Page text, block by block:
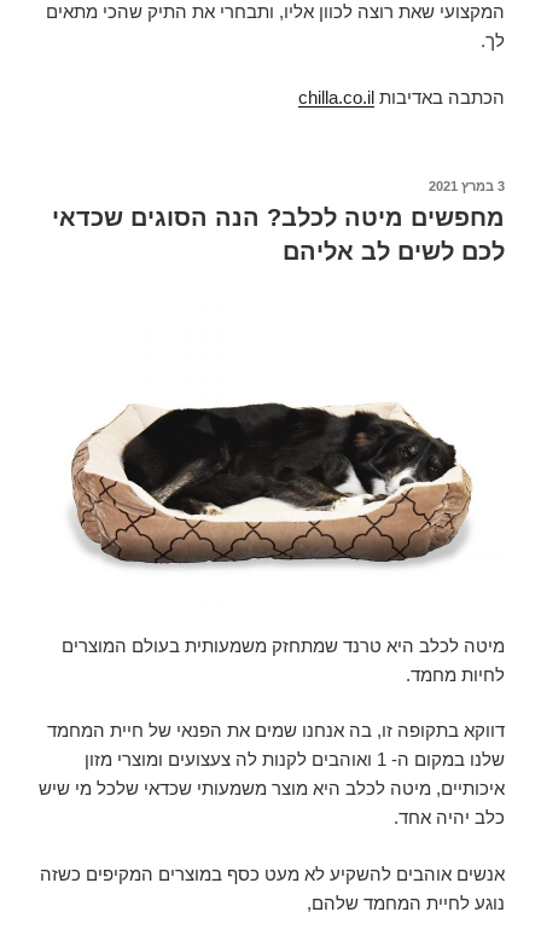
המקצועי שאת רוצה לכוון אליו, ותבחרי את התיק שהכי מתאים
לך.
הכתבה באדיבות chilla.co.il
פורסם
3 במרץ 2021
מחפשים מיטה לכלב? הנה הסוגים שכדאי
לכם לשים לב אליהם
מיטה לכלב היא טרנד שמתחזק משמעותית בעולם המוצרים
לחיות מחמד.
דווקא בתקופה זו, בה אנחנו שמים את הפנאי של חיית המחמד
שלנו במקום ה- 1 ואוהבים לקנות לה צעצועים ומוצרי מזון
איכותיים, מיטה לכלב היא מוצר משמעותי שכדאי שלכל מי שיש
כלב יהיה אחד.
אנשים אוהבים להשקיע לא מעט כסף במוצרים המקיפים כשזה
נוגע לחיית המחמד שלהם,